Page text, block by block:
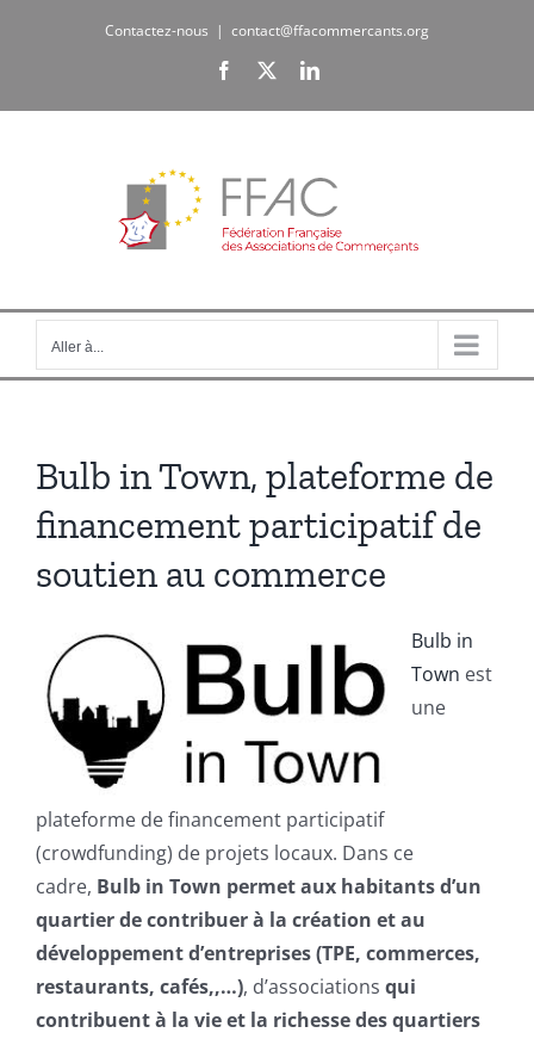
Contactez-nous | contact@ffacommercants.org
Facebook LinkedIn
Aller à...
Bulb in Town, plateforme de
financement participatif de
soutien au commerce
Bulb in
Town est
une
plateforme de financement participatif
(crowdfunding) de projets locaux. Dans ce
cadre, Bulb in Town permet aux habitants d’un
quartier de contribuer à la création et au
développement d’entreprises (TPE, commerces,
restaurants, cafés,,…), d’associations qui
contribuent à la vie et la richesse des quartiers